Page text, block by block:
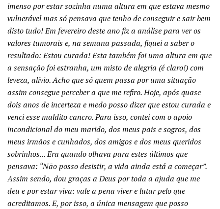
imenso por estar sozinha numa altura em que estava mesmo
vulnerável mas só pensava que tenho de conseguir e sair bem
disto tudo! Em fevereiro deste ano fiz a análise para ver os
valores tumorais e, na semana passada, fiquei a saber o
resultado: Estou curada! Esta também foi uma altura em que
a sensação foi estranha, um misto de alegria (é claro!) com
leveza, alívio. Acho que só quem passa por uma situação
assim consegue perceber a que me refiro. Hoje, após quase
dois anos de incerteza e medo posso dizer que estou curada e
venci esse maldito cancro. Para isso, contei com o apoio
incondicional do meu marido, dos meus pais e sogros, dos
meus irmãos e cunhados, dos amigos e dos meus queridos
sobrinhos... Era quando olhava para estes últimos que
pensava: “Não posso desistir, a vida ainda está a começar”.
Assim sendo, dou graças a Deus por toda a ajuda que me
deu e por estar viva: vale a pena viver e lutar pelo que
acreditamos. E, por isso, a única mensagem que posso